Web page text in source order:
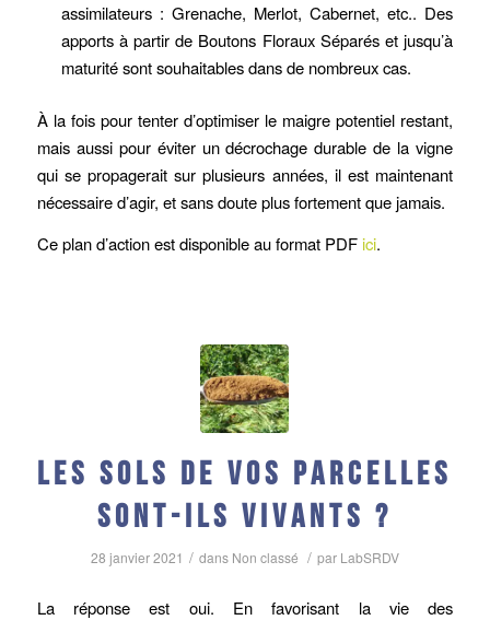
assimilateurs : Grenache, Merlot, Cabernet, etc.. Des
apports à partir de Boutons Floraux Séparés et jusqu’à
maturité sont souhaitables dans de nombreux cas.
À la fois pour tenter d’optimiser le maigre potentiel restant,
mais aussi pour éviter un décrochage durable de la vigne
qui se propagerait sur plusieurs années, il est maintenant
nécessaire d’agir, et sans doute plus fortement que jamais.
Ce plan d’action est disponible au format PDF ici.
Les sols de vos parcelles
sont-ils vivants ?
28 janvier 2021 / dans Non classé / par LabSRDV
La réponse est oui. En favorisant la vie des